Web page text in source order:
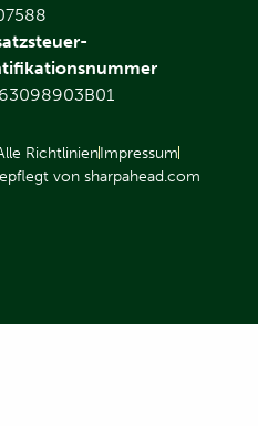
RichtlinienImpressum
von sharpahead.com